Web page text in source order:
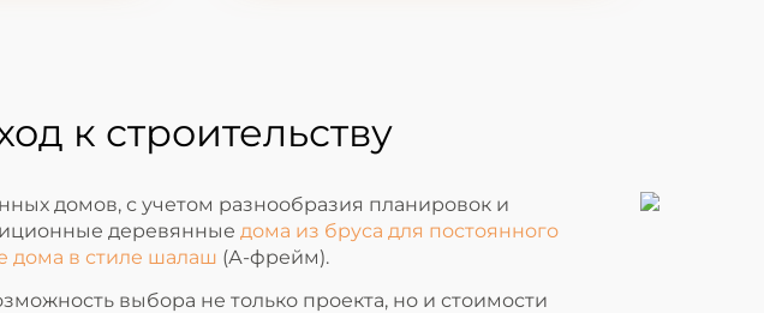
к строительству
домов, с учетом разнообразия планировок и
деревянные дома из бруса для постоянного
дома в стиле шалаш (А-фрейм).
выбора не только проекта, но и стоимости